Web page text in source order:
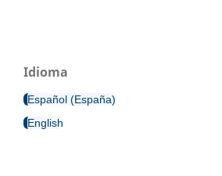
Idioma
Español (España)
English